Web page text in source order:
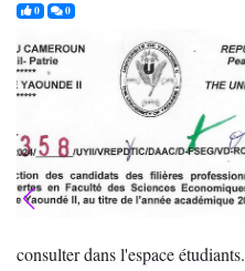
0j'aime0commentaires
consulter dans l'espace étudiants.